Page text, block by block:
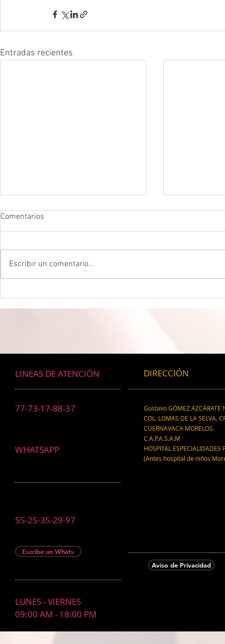
Entradas recientes
Comentarios
Escribir un comentario...
LINEAS DE ATENCIÓN
77-73-17-88-37
WHATSAPP
DIRECCIÓN
Gustavo GÓMEZ AZCÁRATE
COL. LOMAS DE LA SELVA,
CUERNAVACA MORELOS.
C.A.P.A.S.A.M
HOSPITAL ESPECIALIDADES
(Antes hospital de niños
55-25-35-29-97
Escribe un Whats
Aviso de Privacidad
LUNES - VIERNES
09:00 AM - 18:00 PM